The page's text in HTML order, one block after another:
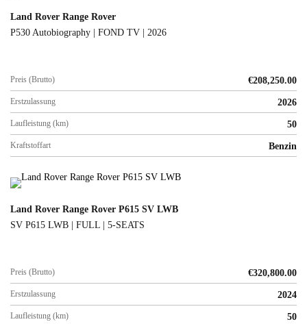
Land Rover Range Rover
P530 Autobiography | FOND TV | 2026
Preis (Brutto) €208,250.00
Erstzulassung 2026
Laufleistung (km) 50
Kraftstoffart Benzin
Land Rover Range Rover P615 SV LWB
SV P615 LWB | FULL | 5-SEATS
Preis (Brutto) €320,800.00
Erstzulassung 2024
Laufleistung (km) 50